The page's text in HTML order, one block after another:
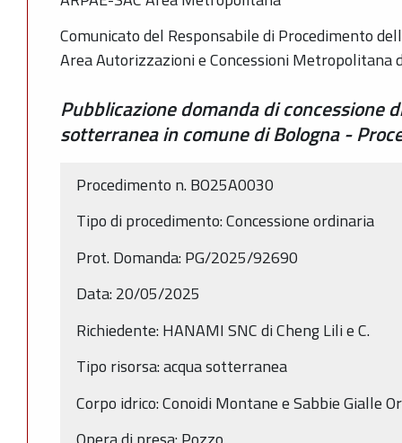
Comunicato del Responsabile di Procedimento
Area Autorizzazioni e Concessioni Metropolitana
Pubblicazione domanda di concessione
sotterranea in comune di Bologna -
Procedimento n. BO25A0030
Tipo di procedimento: Concessione ordinaria
Prot. Domanda: PG/2025/92690
Data: 20/05/2025
Richiedente: HANAMI SNC di Cheng Lili e C.
Tipo risorsa: acqua sotterranea
Corpo idrico: Conoidi Montane e Sabbie Gialle